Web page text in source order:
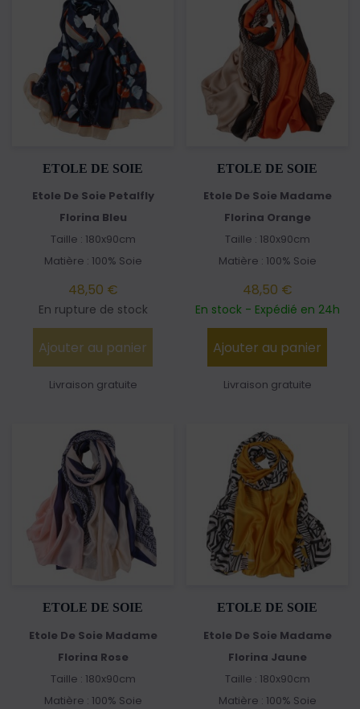
ETOLE DE SOIE
Etole De Soie Petalfly
Florina Bleu
Taille : 180x90cm
Matière : 100% Soie
48,50 €
En rupture de stock
Ajouter au panier
Livraison gratuite
ETOLE DE SOIE
Etole De Soie Madame
Florina Orange
Taille : 180x90cm
Matière : 100% Soie
48,50 €
En stock - Expédié en 24h
Ajouter au panier
Livraison gratuite
ETOLE DE SOIE
Etole De Soie Madame
Florina Rose
Taille : 180x90cm
Matière : 100% Soie
ETOLE DE SOIE
Etole De Soie Madame
Florina Jaune
Taille : 180x90cm
Matière : 100% Soie